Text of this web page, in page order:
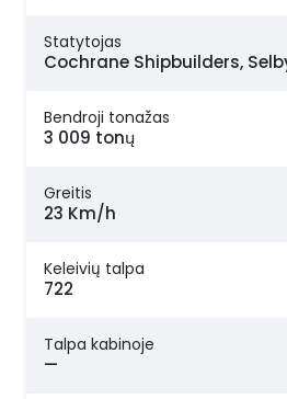
Statytojas
Cochrane Shipbuilders,
Bendroji tonažas
3 009 tonų
Greitis
23 Km/h
Keleivių talpa
722
Talpa kabinoje
—